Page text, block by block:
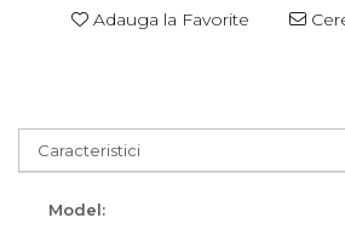
Furci fixe
Ghidoane și atașabile
Adauga la Favorite
Caracteristici
Model: